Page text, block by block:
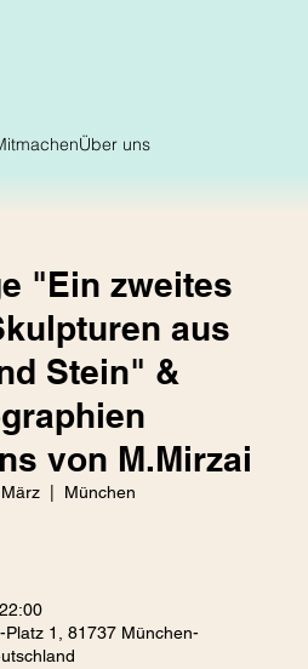
Über uns
"Ein zweites
aus
Stein" &
von M.Mirzai
  |
München
1, 81737 München-